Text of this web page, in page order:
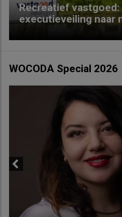
Recreatief vastgoed:
executieveiling naar
WOCODA Special 2026